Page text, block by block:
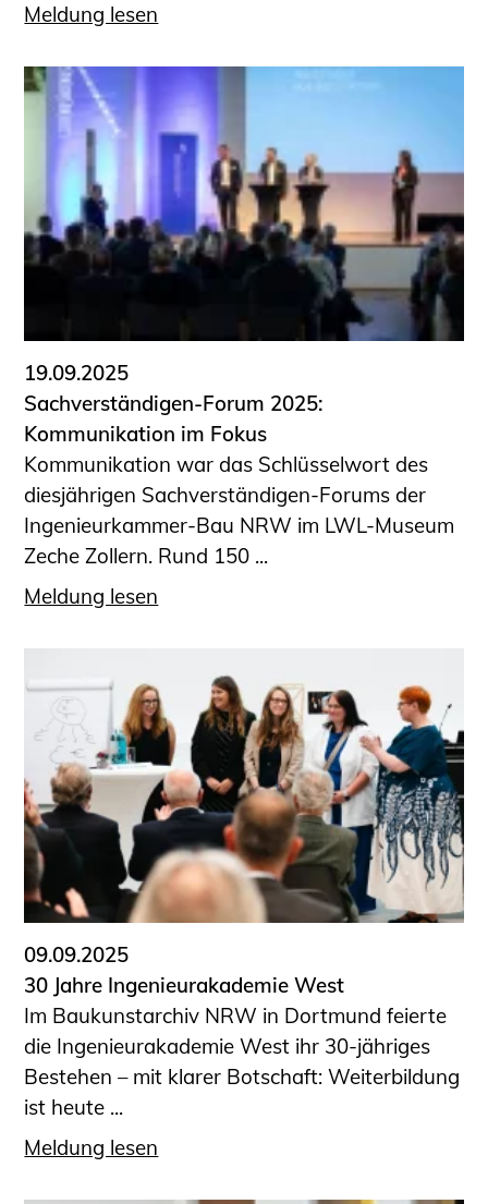
Meldung lesen
19.09.2025
Sachverständigen-Forum 2025:
Kommunikation im Fokus
Kommunikation war das Schlüsselwort des
diesjährigen Sachverständigen-Forums der
Ingenieurkammer-Bau NRW im LWL-Museum
Zeche Zollern. Rund 150 ...
Meldung lesen
09.09.2025
30 Jahre Ingenieurakademie West
Im Baukunstarchiv NRW in Dortmund feierte
die Ingenieurakademie West ihr 30-jähriges
Bestehen – mit klarer Botschaft: Weiterbildung
ist heute ...
Meldung lesen